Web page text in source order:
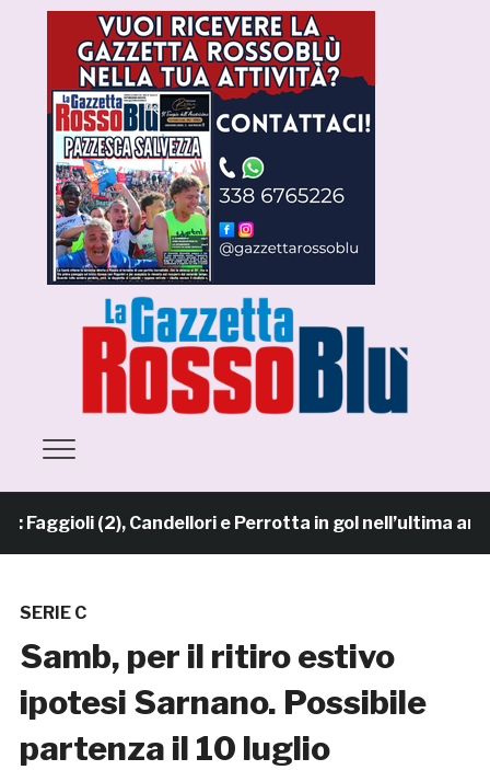
(2), Candellori e Perrotta in gol nell’ultima
SERIE C
Samb, per il ritiro estivo
ipotesi Sarnano. Possibile
partenza il 10 luglio